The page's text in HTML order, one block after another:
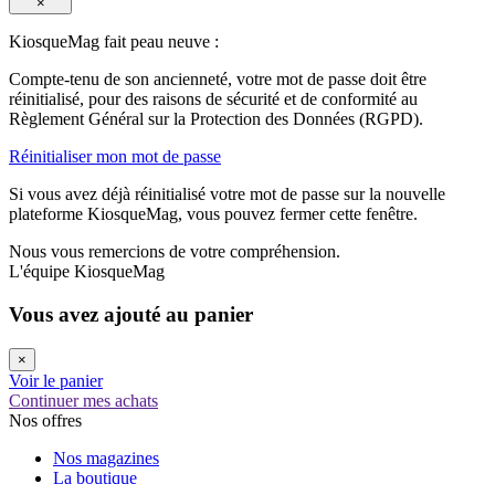
KiosqueMag fait peau neuve :
Compte-tenu de son ancienneté, votre mot de passe doit être
réinitialisé, pour des raisons de sécurité et de conformité au
Règlement Général sur la Protection des Données (RGPD).
Réinitialiser mon mot de passe
Si vous avez déjà réinitialisé votre mot de passe sur la nouvelle
plateforme KiosqueMag, vous pouvez fermer cette fenêtre.
Nous vous remercions de votre compréhension.
L'équipe KiosqueMag
Vous avez ajouté au panier
×
Voir le panier
Continuer mes achats
Nos offres
Nos magazines
La boutique